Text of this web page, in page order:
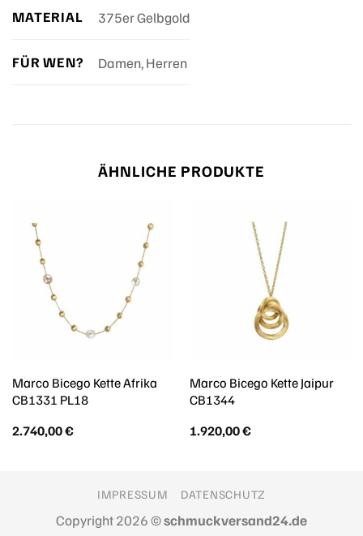
MATERIAL 375er Gelbgold
FÜR WEN? Damen, Herren
ÄHNLICHE PRODUKTE
Marco Bicego Kette Afrika
CB1331 PL18
2.740,00€
Marco Bicego Kette Jaipur
CB1344
1.920,00€
IMPRESSUM DATENSCHUTZ
Copyright 2026 ©schmuckversand24.de